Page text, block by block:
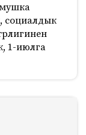
социалдык
1-июлга